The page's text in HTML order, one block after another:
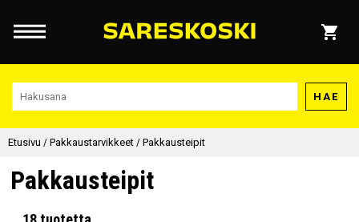
HAE
Etusivu / Pakkaustarvikkeet / Pakkausteipit
Pakkausteipit